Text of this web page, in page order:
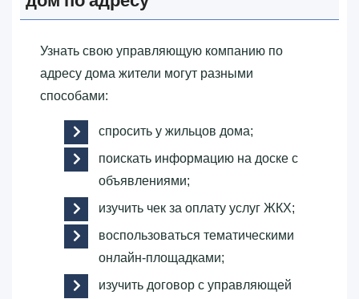
Узнать свою управляющую компанию по
адресу дома жители могут разными
способами:
спросить у жильцов дома;
поискать информацию на доске с
объявлениями;
изучить чек за оплату услуг ЖКХ;
воспользоваться тематическими
онлайн-площадками;
изучить договор с управляющей